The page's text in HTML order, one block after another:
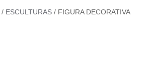
/ ESCULTURAS / FIGURA DECORATIVA